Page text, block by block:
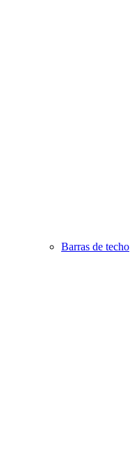
Barras de techo